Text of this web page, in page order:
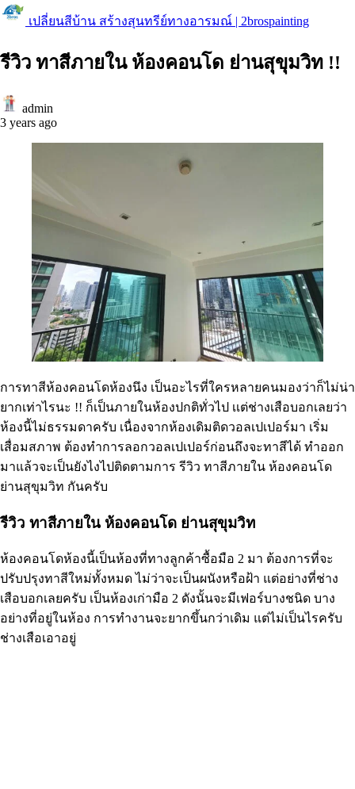
เปลี่ยนสีบ้าน สร้างสุนทรีย์ทางอารมณ์ | 2brospainting
รีวิว ทาสีภายใน ห้องคอนโด ย่านสุขุมวิท !!
admin
3 years ago
การทาสีห้องคอนโดห้องนึง เป็นอะไรที่ใครหลายคนมองว่าก็ไม่น่า
ยากเท่าไรนะ !! ก็เป็นภายในห้องปกติทั่วไป เเต่ช่างเสือบอกเลยว่า
ห้องนี้ไม่ธรรมดาครับ เนื่องจากห้องเดิมติดวอลเปเปอร์มา เริ่ม
เสื่อมสภาพ ต้องทำการลอกวอลเปเปอร์ก่อนถึงจะทาสีได้ ทำออก
มาแล้วจะเป็นยังไงไปติดตามการ รีวิว ทาสีภายใน ห้องคอนโด
ย่านสุขุมวิท กันครับ
รีวิว ทาสีภายใน ห้องคอนโด ย่านสุขุมวิท
ห้องคอนโดห้องนี้เป็นห้องที่ทางลูกค้าซื้อมือ 2 มา ต้องการที่จะ
ปรับปรุงทาสีใหม่ทั้งหมด ไม่ว่าจะเป็นผนังหรือฝ้า แต่อย่างที่ช่าง
เสือบอกเลยครับ เป็นห้องเก่ามือ 2 ดังนั้นจะมีเฟอร์บางชนิด บาง
อย่างที่อยู่ในห้อง การทำงานจะยากขึ้นกว่าเดิม แต่ไม่เป็นไรครับ
ช่างเสือเอาอยู่